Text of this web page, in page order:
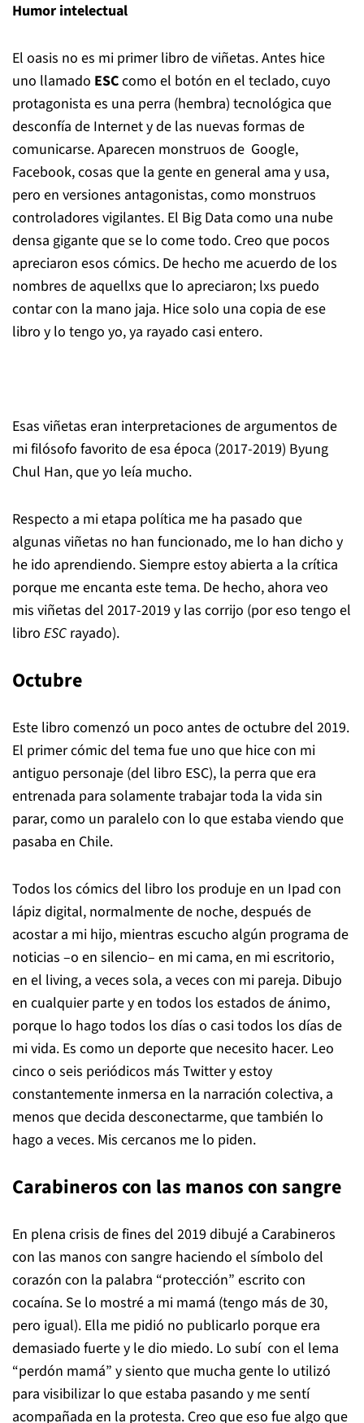
Humor intelectual
El oasis no es mi primer libro de viñetas. Antes hice
uno llamado ESCcomo el botón en el teclado, cuyo
protagonista es una perra (hembra) tecnológica que
desconfía de Internet y de las nuevas formas de
comunicarse. Aparecen monstruos de Google,
Facebook, cosas que la gente en general ama y usa,
pero en versiones antagonistas, como monstruos
controladores vigilantes. El Big Data como una nube
densa gigante que se lo come todo. Creo que pocos
apreciaron esos cómics. De hecho me acuerdo de los
nombres de aquellxs que lo apreciaron; lxs puedo
contar con la mano jaja. Hice solo una copia de ese
libro y lo tengo yo, ya rayado casi entero.
Esas viñetas eran interpretaciones de argumentos de
mi filósofo favorito de esa época (2017-2019) Byung
Chul Han, que yo leía mucho.
Respecto a mi etapa política me ha pasado que
algunas viñetas no han funcionado, me lo han dicho y
he ido aprendiendo. Siempre estoy abierta a la crítica
porque me encanta este tema. De hecho, ahora veo
mis viñetas del 2017-2019 y las corrijo (por eso tengo el
libro ESC rayado).
Octubre
Este libro comenzó un poco antes de octubre del 2019.
El primer cómic del tema fue uno que hice con mi
antiguo personaje (del libro ESC), la perra que era
entrenada para solamente trabajar toda la vida sin
parar, como un paralelo con lo que estaba viendo que
pasaba en Chile.
Todos los cómics del libro los produje en un Ipad con
lápiz digital, normalmente de noche, después de
acostar a mi hijo, mientras escucho algún programa de
noticias –o en silencio– en mi cama, en mi escritorio,
en el living, a veces sola, a veces con mi pareja. Dibujo
en cualquier parte y en todos los estados de ánimo,
porque lo hago todos los días o casi todos los días de
mi vida. Es como un deporte que necesito hacer. Leo
cinco o seis periódicos más Twitter y estoy
constantemente inmersa en la narración colectiva, a
menos que decida desconectarme, que también lo
hago a veces. Mis cercanos me lo piden.
Carabineros con las manos con sangre
En plena crisis de fines del 2019 dibujé a Carabineros
con las manos con sangre haciendo el símbolo del
corazón con la palabra “protección” escrito con
cocaína. Se lo mostré a mi mamá (tengo más de 30,
pero igual). Ella me pidió no publicarlo porque era
demasiado fuerte y le dio miedo. Lo subí con el lema
“perdón mamá” y siento que mucha gente lo utilizó
para visibilizar lo que estaba pasando y me sentí
acompañada en la protesta. Creo que eso fue algo que